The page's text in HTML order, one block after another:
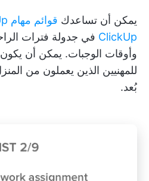
يمكن أن تساعدك قوائم مهام ClickUp
ClickUp في جدولة فترات
وأوقات الوجبات. يمكن أن يكون
للمهنيين الذين يعملون من
بُعد.